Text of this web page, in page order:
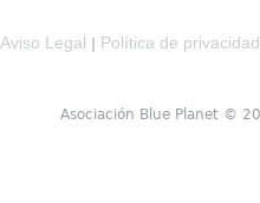
Aviso Legal Política de privacidad
Asociación Blue Planet ©